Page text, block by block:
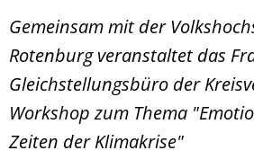
Gemeinsam mit der
Rotenburg veranstaltet das
Gleichstellungsbüro der
Workshop zum Thema
Zeiten der Klimakrise"